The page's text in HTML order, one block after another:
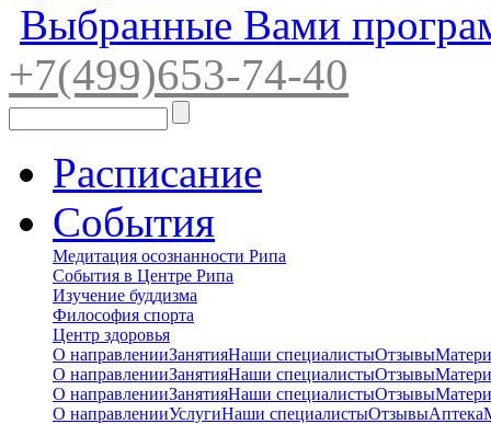
Выбранные Вами
+7(499)653-74-40
Расписание
События
Медитация осознанности Рипа
События в Центре Рипа
Изучение буддизма
Философия спорта
Центр здоровья
О направленииЗанятияНаши специалистыОтзывы
О направленииЗанятияНаши специалистыОтзывы
О направленииЗанятияНаши специалистыОтзывы
О направленииУслугиНаши специалистыОтзывыАптека